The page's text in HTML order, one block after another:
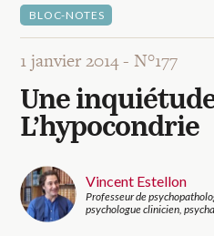
Colloque
Mon panier
BLOC-NOTES
1 janvier 2014 -N°177
Une
L’hypocondrie
Vincent Estellon
Professeur de
psychologue clinicien,